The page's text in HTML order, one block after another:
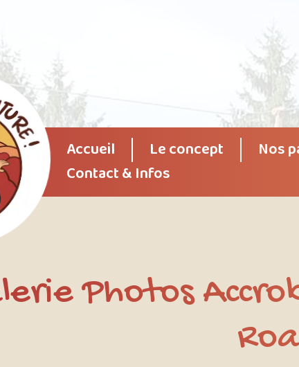
Accueil Le concept Nos
Contact & Infos
Photos